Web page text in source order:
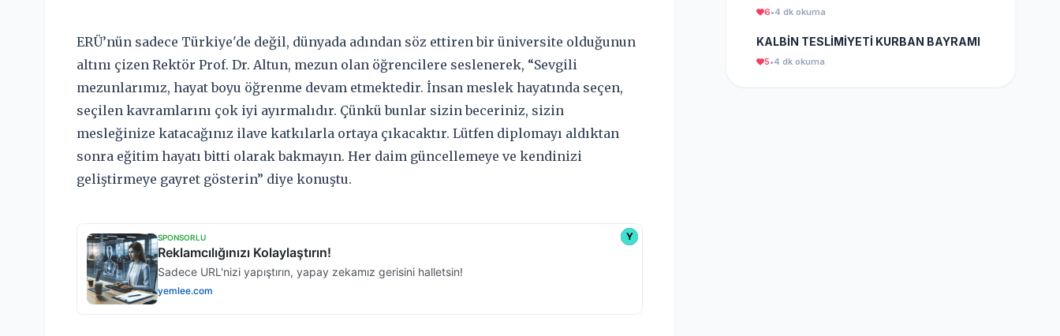
ERÜ’nün sadece Türkiye'de değil, dünyada adından söz ettiren bir üniversite olduğunun
altını çizen Rektör Prof. Dr. Altun, mezun olan öğrencilere seslenerek, “Sevgili
mezunlarımız, hayat boyu öğrenme devam etmektedir. İnsan meslek hayatında seçen,
seçilen kavramlarını çok iyi ayırmalıdır. Çünkü bunlar sizin beceriniz, sizin
mesleğinize katacağınız ilave katkılarla ortaya çıkacaktır. Lütfen diplomayı aldıktan
sonra eğitim hayatı bitti olarak bakmayın. Her daim güncellemeye ve kendinizi
geliştirmeye gayret gösterin” diye konuştu.
6•4 dk okuma
KALBİN TESLİMİYETİ KURBAN BAYRAMI
5•4 dk okuma